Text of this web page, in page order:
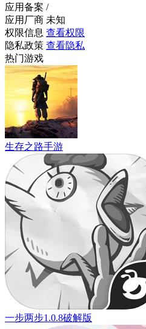
应用备案 /
应用厂商 未知
权限信息 查看权限
隐私政策 查看隐私
热门游戏
生存之路手游
一步两步1.0.8破解版